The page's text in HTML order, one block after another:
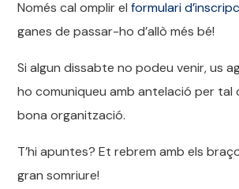
Només cal omplir elformulari
ganes de passar-ho d’allò més bé!
Si algun dissabte no podeu venir, us
ho comuniqueu amb antelació per tal
bona organització.
T’hi apuntes? Et rebrem amb els
gran somriure!